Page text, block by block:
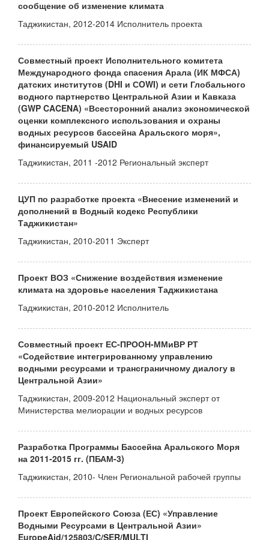
сообщение об изменение климата
Таджикистан, 2012-2014 Исполнитель проекта
Совместный проект Исполнительного комитета
Международного фонда спасения Арала (ИК МФСА)
датских институтов (DHI и СOWI) и сети Глобального
водного партнерство Центральной Азии и Кавказа
(GWP CACENA) «Всесторонний анализ экономической
оценки комплексного использования и охраны
водных ресурсов бассейна Аральского моря»,
финансируемый USAID
Таджикистан, 2011 -2012 Региональный эксперт
ЦУП по разработке проекта «Внесение изменений и
дополнений в Водный кодекс Республики
Таджикистан»
Таджикистан, 2010-2011 Эксперт
Проект ВОЗ «Снижение воздействия изменение
климата на здоровье населения Таджикистана
Таджикистан, 2010-2012 Исполнитель
Совместный проект ЕС-ПРООН-ММиВР РТ
«Содействие интегрированному управлению
водными ресурсами и трансграничному диалогу в
Центральной Азии»
Таджикистан, 2009-2012 Национальный эксперт от
Министерства мелиорации и водных ресурсов
Разработка Программы Бассейна Аральского Моря
на 2011-2015 гг. (ПБАМ-3)
Таджикистан, 2010- Член Региональной рабочей группы
Проект Европейского Союза (ЕС) «Управление
Водными Ресурсами в Центральной Азии»
EuropeAid/125803/C/SER/MULTI